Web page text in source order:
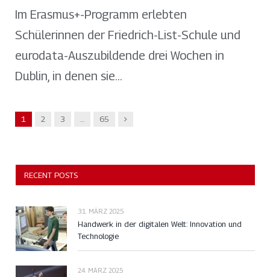
Im Erasmus+-Programm erlebten
Schülerinnen der Friedrich-List-Schule und
eurodata-Auszubildende drei Wochen in
Dublin, in denen sie…
1 2 3 65 Nachfolger
RECENT POSTS
31. MÄRZ 2025
Handwerk in der digitalen Welt: Innovation und
Technologie
24. MÄRZ 2025